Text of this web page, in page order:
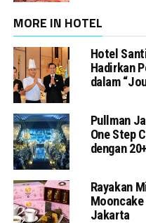
MORE IN HOTEL
Hotel
Hadirkan
dalam
Pullman
One Step
dengan
Rayakan
Jakarta